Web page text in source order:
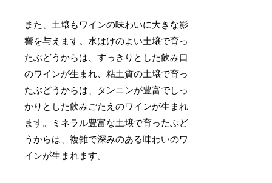
また、土壌もワインの味わいに大きな影
響を与えます。水はけのよい土壌で育っ
たぶどうからは、すっきりとした飲み口
のワインが生まれ、粘土質の土壌で育っ
たぶどうからは、タンニンが豊富でしっ
かりとした飲みごたえのワインが生まれ
ます。ミネラル豊富な土壌で育ったぶど
うからは、複雑で深みのある味わいのワ
インが生まれます。